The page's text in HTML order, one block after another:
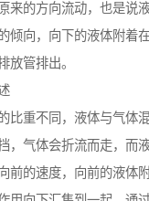
来的方向流动，也是说
倾向，向下的液体附着在
放管排出。
比重不同，液体与气体
，气体会折流而走，而
前的速度，向前的液体